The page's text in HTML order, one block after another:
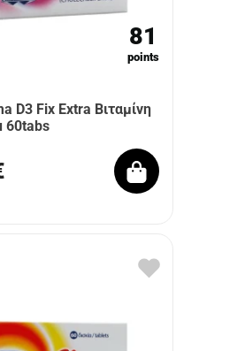
81
points
D3 Fix Extra Βιταμίνη
60tabs